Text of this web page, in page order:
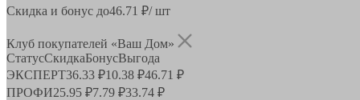
Скидка и бонус до46.71 ₽/ шт
Клуб покупателей «Ваш Дом»
СтатусСкидкаБонусВыгода
ЭКСПЕРТ36.33 ₽10.38 ₽46.71 ₽
ПРОФИ25.95 ₽7.79 ₽33.74 ₽